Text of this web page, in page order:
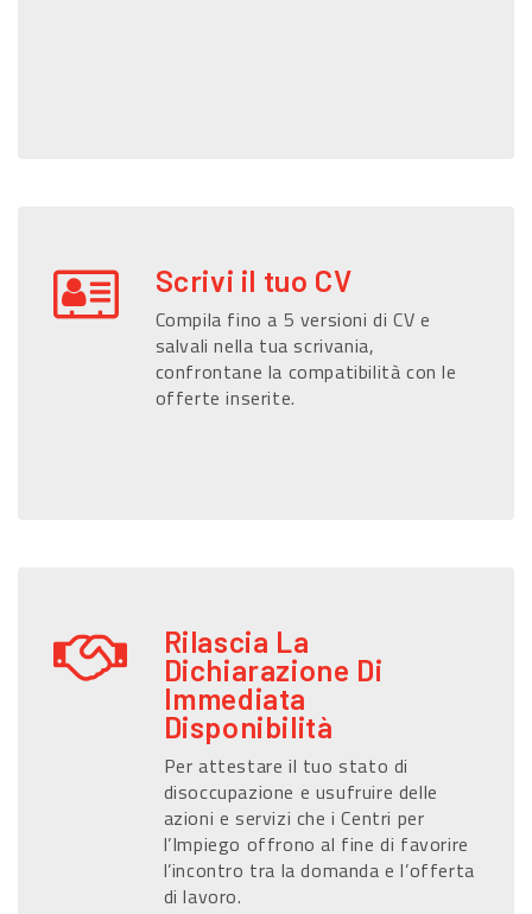
Scrivi il tuo CV
Compila fino a 5 versioni di CV e
salvali nella tua scrivania,
confrontane la compatibilità con le
offerte inserite.
Rilascia La
Dichiarazione Di
Immediata
Disponibilità
Per attestare il tuo stato di
disoccupazione e usufruire delle
azioni e servizi che i Centri per
l’Impiego offrono al fine di favorire
l’incontro tra la domanda e l’offerta
di lavoro.